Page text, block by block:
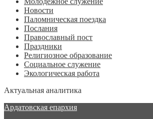
Новости
Паломническая поездка
Послания
Православный пост
Праздники
Религиозное образование
Социальное служение
Экологическая работа
Актуальная аналитика
Ардатовская епархия